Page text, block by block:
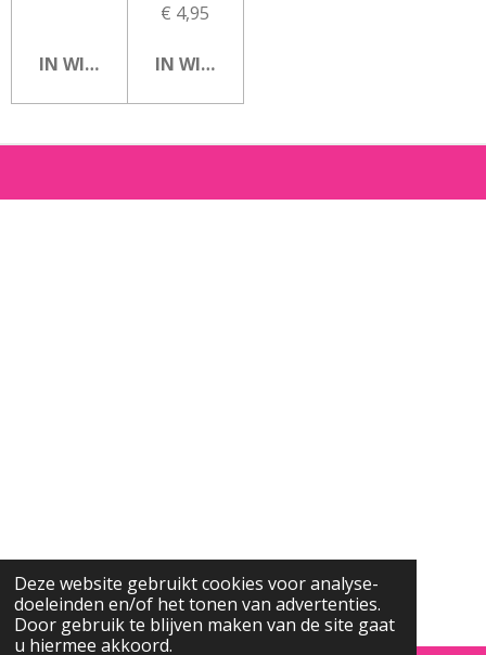
Deze website gebruikt cookies voor analyse-
doeleinden en/of het tonen van advertenties.
Door gebruik te blijven maken van de site gaat
u hiermee akkoord.
IN WINKELWAGEN
€ 4,95
IN WINKELWAGEN